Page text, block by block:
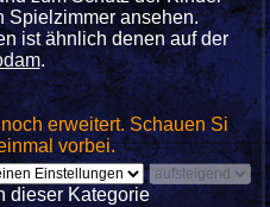
Spielzimmer ansehen.
ist ähnlich denen auf der
.
erweitert. Schauen Si
vorbei.
dieser Kategorie